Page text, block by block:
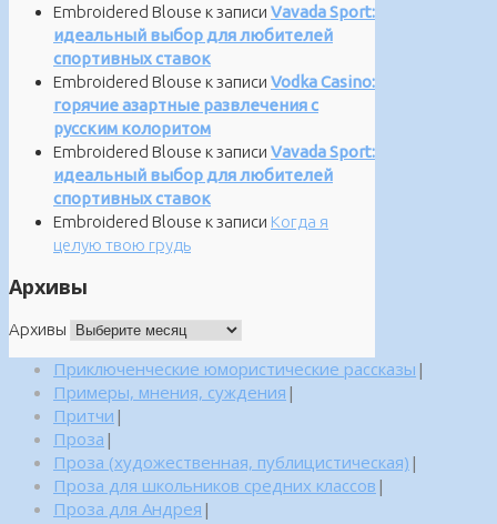
Embroidered Blouse к записи Vavada Sport:
идеальный выбор для любителей
спортивных ставок
Embroidered Blouse к записи Vodka Casino:
горячие азартные развлечения с
русским колоритом
Embroidered Blouse к записи Vavada Sport:
идеальный выбор для любителей
спортивных ставок
Embroidered Blouse к записи Когда я
целую твою грудь
Архивы
Архивы
Приключенческие юмористические рассказы |
Примеры, мнения, суждения |
Притчи |
Проза |
Проза (художественная, публицистическая) |
Проза для школьников средних классов |
Проза для Андрея |